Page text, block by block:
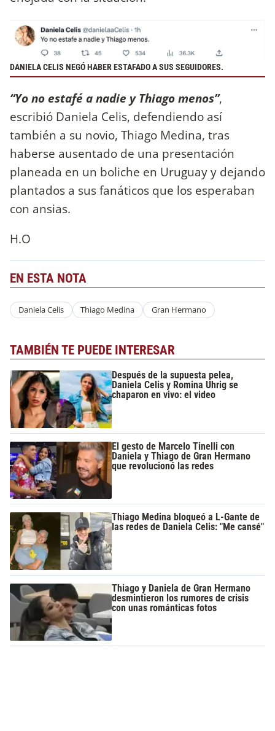
DANIELA CELIS NEGÓ HABER ESTAFADO A SUS SEGUIDORES.
“Yo no estafé a nadie y Thiago menos”,
escribió Daniela Celis, defendiendo así
también a su novio, Thiago Medina, tras
haberse ausentado de una presentación
planeada en un boliche en Uruguay y dejando
plantados a sus fanáticos que los esperaban
con ansias.
H.O
EN ESTA NOTA
Daniela Celis Thiago Medina Gran Hermano
TAMBIÉN TE PUEDE INTERESAR
Después de la supuesta pelea,
Daniela Celis y Romina Uhrig se
chaparon en vivo: el video
El gesto de Marcelo Tinelli con
Daniela y Thiago de Gran Hermano
que revolucionó las redes
Thiago Medina bloqueó a L-Gante de
las redes de Daniela Celis: "Me cansé"
Thiago y Daniela de Gran Hermano
desmintieron los rumores de crisis
con unas románticas fotos